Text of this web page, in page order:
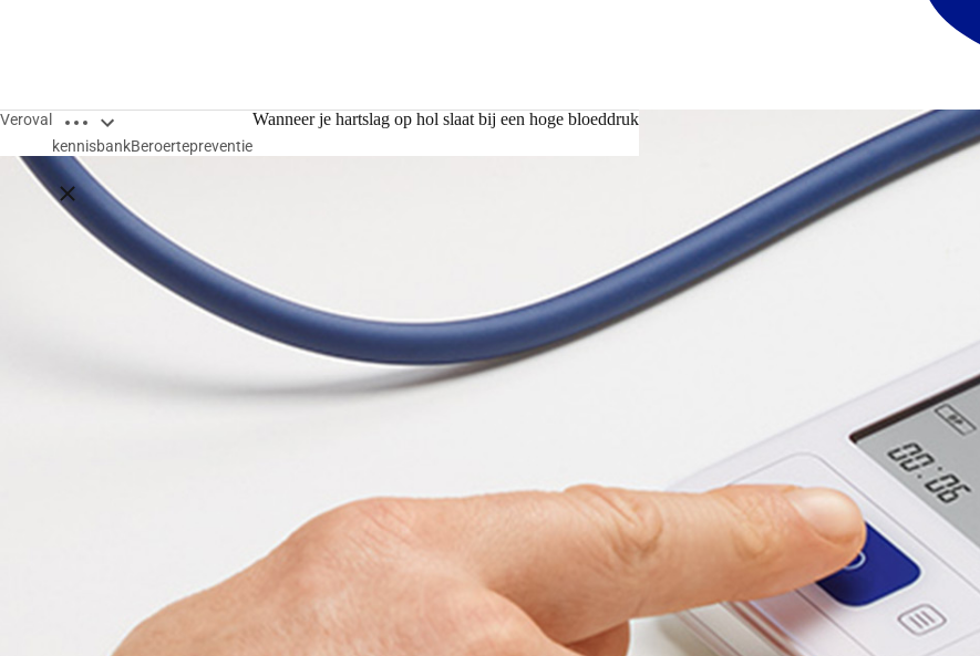
Veroval Open breadcrumbs
Close breadcrumbs
kennisbankBeroertepreventie
Wanneer je hartslag op hol slaat bij een hoge bloeddruk